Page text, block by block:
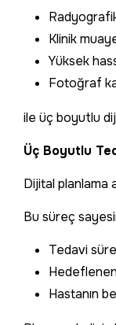
Klinik
Yüksek
Fotoğraf
ile üç boyutlu
Üç Boyutlu
Dijital planlama
Bu süreç
Tedavi
Hastanın